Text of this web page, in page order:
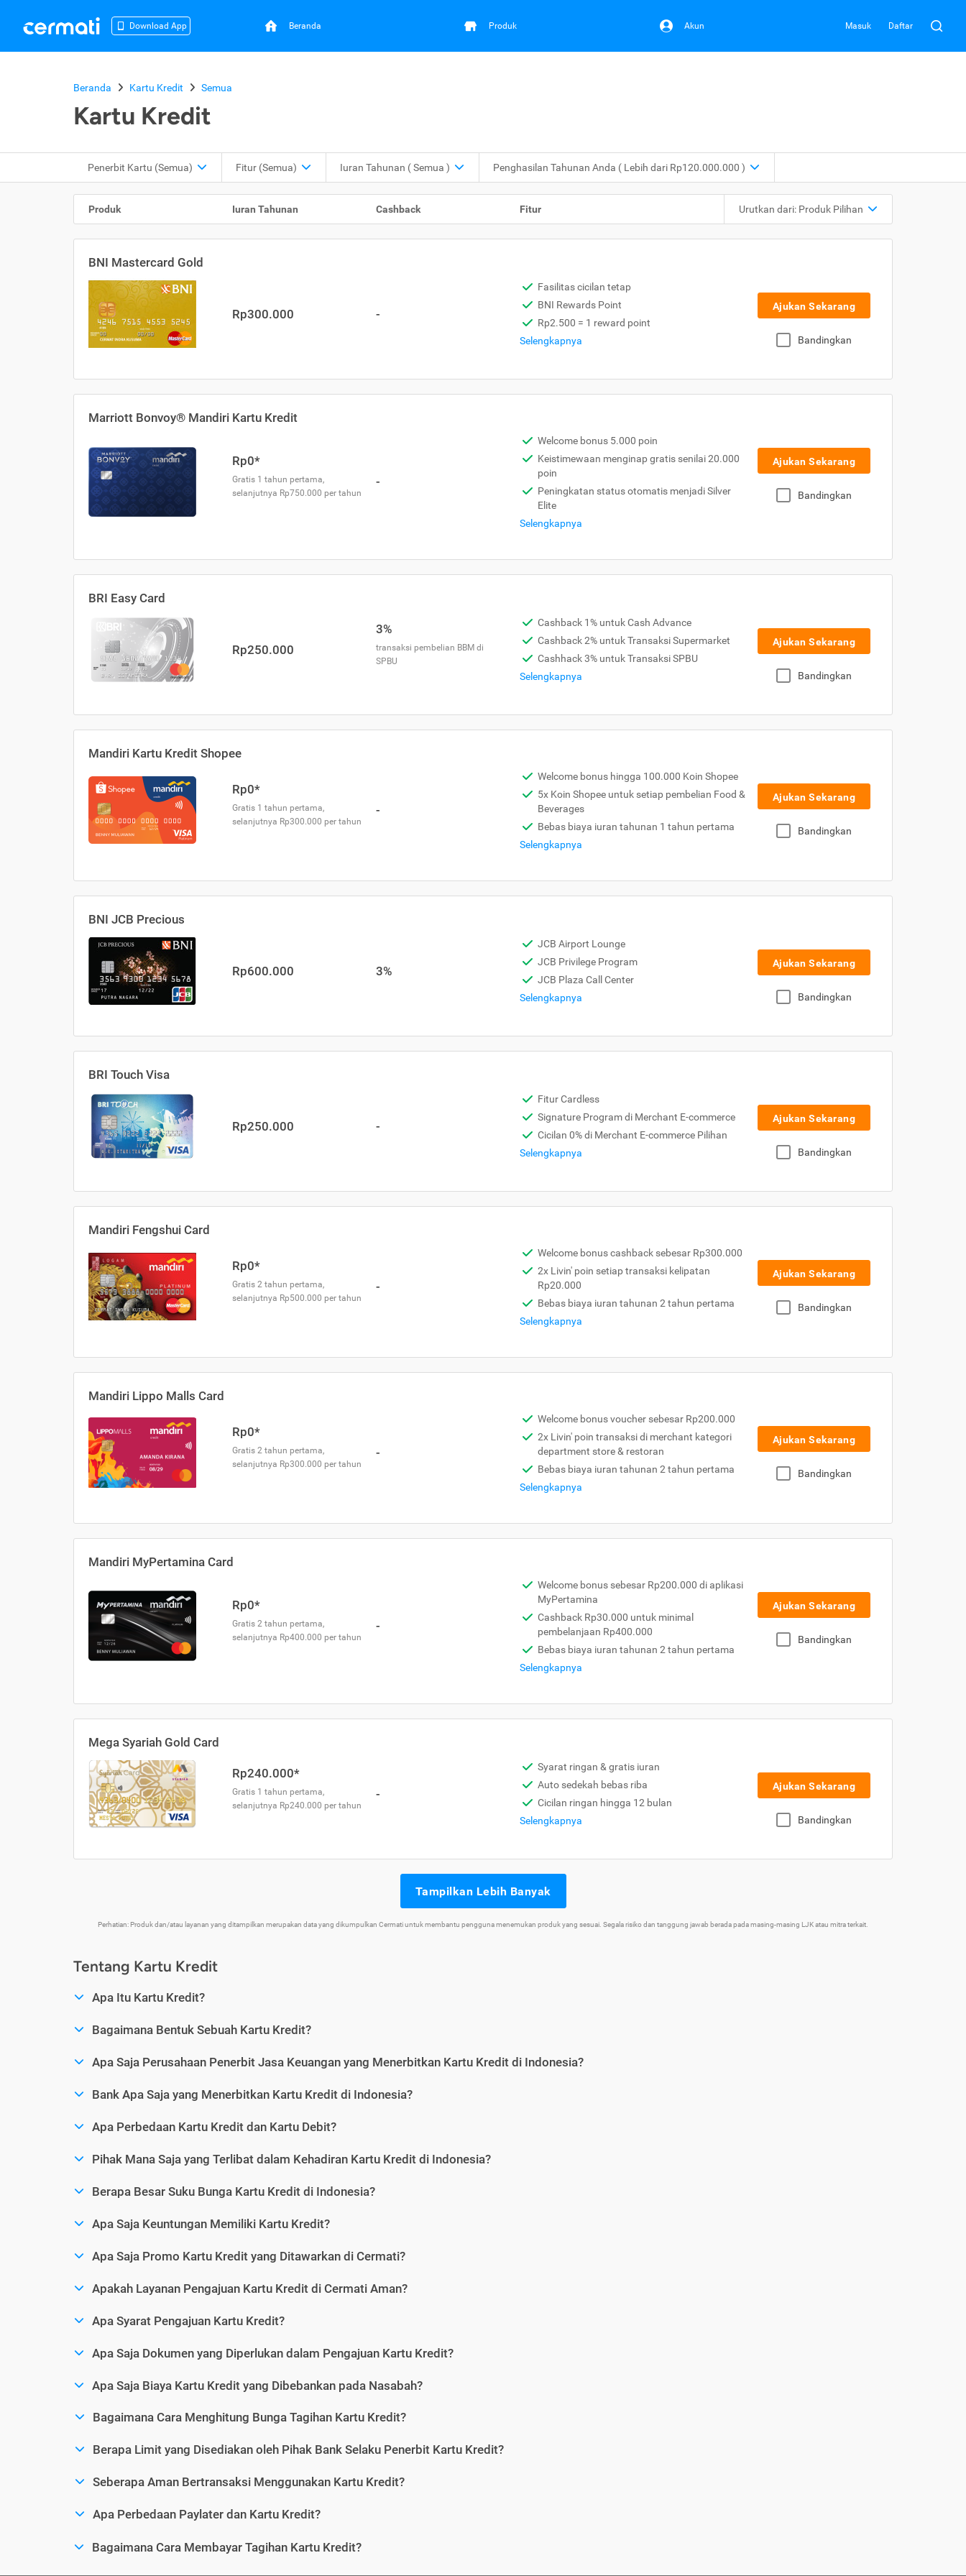
Download App Beranda Produk Akun Masuk Daftar
Beranda Kartu Kredit Semua
Kartu Kredit
Penerbit Kartu (Semua) Fitur (Semua) Iuran Tahunan ( Semua ) Penghasilan Tahunan Anda ( Lebih dari Rp120.000.000 )
Produk Iuran Tahunan Cashback Fitur Urutkan dari: Produk Pilihan
BNI Mastercard Gold
Rp300.000 -
Fasilitas cicilan tetap
BNI Rewards Point
Rp2.500 = 1 reward point
Selengkapnya
Ajukan Sekarang
Bandingkan
Marriott Bonvoy® Mandiri Kartu Kredit
Rp0*
Gratis 1 tahun pertama,
selanjutnya Rp750.000 per tahun
-
Welcome bonus 5.000 poin
Keistimewaan menginap gratis senilai 20.000
poin
Peningkatan status otomatis menjadi Silver
Elite
Selengkapnya
Ajukan Sekarang
Bandingkan
BRI Easy Card
Rp250.000
3%
transaksi pembelian BBM di
SPBU
Cashback 1% untuk Cash Advance
Cashback 2% untuk Transaksi Supermarket
Cashhack 3% untuk Transaksi SPBU
Selengkapnya
Ajukan Sekarang
Bandingkan
Mandiri Kartu Kredit Shopee
Rp0*
Gratis 1 tahun pertama,
selanjutnya Rp300.000 per tahun
-
Welcome bonus hingga 100.000 Koin Shopee
5x Koin Shopee untuk setiap pembelian Food &
Beverages
Bebas biaya iuran tahunan 1 tahun pertama
Selengkapnya
Ajukan Sekarang
Bandingkan
BNI JCB Precious
Rp600.000 3%
JCB Airport Lounge
JCB Privilege Program
JCB Plaza Call Center
Selengkapnya
Ajukan Sekarang
Bandingkan
BRI Touch Visa
Rp250.000 -
Fitur Cardless
Signature Program di Merchant E-commerce
Cicilan 0% di Merchant E-commerce Pilihan
Selengkapnya
Ajukan Sekarang
Bandingkan
Mandiri Fengshui Card
Rp0*
Gratis 2 tahun pertama,
selanjutnya Rp500.000 per tahun
-
Welcome bonus cashback sebesar Rp300.000
2x Livin' poin setiap transaksi kelipatan
Rp20.000
Bebas biaya iuran tahunan 2 tahun pertama
Selengkapnya
Ajukan Sekarang
Bandingkan
Mandiri Lippo Malls Card
Rp0*
Gratis 2 tahun pertama,
selanjutnya Rp300.000 per tahun
-
Welcome bonus voucher sebesar Rp200.000
2x Livin' poin transaksi di merchant kategori
department store & restoran
Bebas biaya iuran tahunan 2 tahun pertama
Selengkapnya
Ajukan Sekarang
Bandingkan
Mandiri MyPertamina Card
Rp0*
Gratis 2 tahun pertama,
selanjutnya Rp400.000 per tahun
-
Welcome bonus sebesar Rp200.000 di aplikasi
MyPertamina
Cashback Rp30.000 untuk minimal
pembelanjaan Rp400.000
Bebas biaya iuran tahunan 2 tahun pertama
Selengkapnya
Ajukan Sekarang
Bandingkan
Mega Syariah Gold Card
Rp240.000*
Gratis 1 tahun pertama,
selanjutnya Rp240.000 per tahun
-
Syarat ringan & gratis iuran
Auto sedekah bebas riba
Cicilan ringan hingga 12 bulan
Selengkapnya
Ajukan Sekarang
Bandingkan
Tampilkan Lebih Banyak
Perhatian: Produk dan/atau layanan yang ditampilkan merupakan data yang dikumpulkan Cermati untuk membantu pengguna menemukan produk yang sesuai. Segala risiko dan tanggung jawab berada pada masing-masing LJK atau mitra terkait.
Tentang Kartu Kredit
Apa Itu Kartu Kredit?
Bagaimana Bentuk Sebuah Kartu Kredit?
Apa Saja Perusahaan Penerbit Jasa Keuangan yang Menerbitkan Kartu Kredit di Indonesia?
Bank Apa Saja yang Menerbitkan Kartu Kredit di Indonesia?
Apa Perbedaan Kartu Kredit dan Kartu Debit?
Pihak Mana Saja yang Terlibat dalam Kehadiran Kartu Kredit di Indonesia?
Berapa Besar Suku Bunga Kartu Kredit di Indonesia?
Apa Saja Keuntungan Memiliki Kartu Kredit?
Apa Saja Promo Kartu Kredit yang Ditawarkan di Cermati?
Apakah Layanan Pengajuan Kartu Kredit di Cermati Aman?
Apa Syarat Pengajuan Kartu Kredit?
Apa Saja Dokumen yang Diperlukan dalam Pengajuan Kartu Kredit?
Apa Saja Biaya Kartu Kredit yang Dibebankan pada Nasabah?
Bagaimana Cara Menghitung Bunga Tagihan Kartu Kredit?
Berapa Limit yang Disediakan oleh Pihak Bank Selaku Penerbit Kartu Kredit?
Seberapa Aman Bertransaksi Menggunakan Kartu Kredit?
Apa Perbedaan Paylater dan Kartu Kredit?
Bagaimana Cara Membayar Tagihan Kartu Kredit?